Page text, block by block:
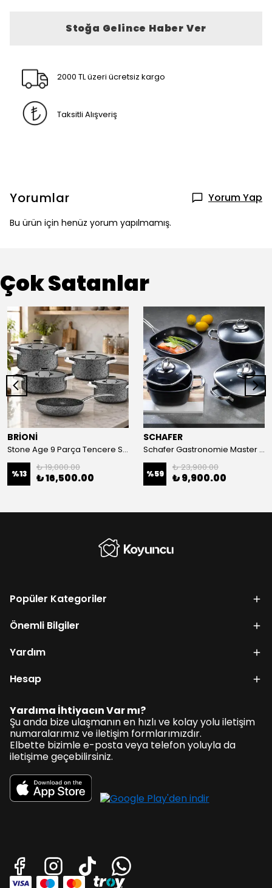
Stoğa Gelince Haber Ver
2000 TL üzeri ücretsiz kargo
Taksitli Alışveriş
Yorumlar Yorum Yap
Bu ürün için henüz yorum yapılmamış.
Çok Satanlar
BRİONİ
Stone Age 9 Parça Tencere Seti
%13
₺ 19,000.00
₺ 16,500.00
SCHAFER
Schafer Gastronomie Master 7 Parça Tencere Seti
%59
₺ 23,900.00
₺ 9,900.00
Popüler Kategoriler
Önemli Bilgiler
Yardım
Hesap
Yardıma İhtiyacın Var mı?
Şu anda bize ulaşmanın en hızlı ve kolay yolu iletişim
numaralarımız ve iletişim formlarımızdır.
Elbette bizimle e-posta veya telefon yoluyla da
iletişime geçebilirsiniz.